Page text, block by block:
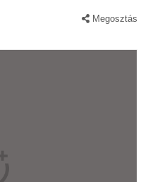
Megosztás